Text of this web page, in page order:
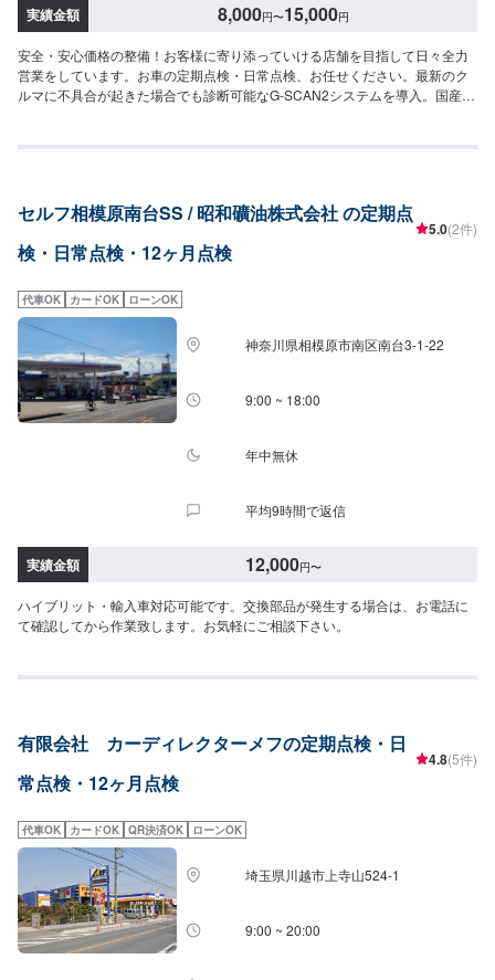
実績金額 8,000円〜15,000円
安全・安心価格の整備！お客様に寄り添っていける店舗を目指して日々全力
営業をしています。お車の定期点検・日常点検、お任せください。最新のク
ルマに不具合が起きた場合でも診断可能なG-SCAN2システムを導入。国産・
可能となっております。作業日数：1日程度<当店の特徴>●職人による確かな
カ月間保証いたしております。（当社規定によります。詳しくはお問い合わ
せください。）【1】お車の状況を見させていただき、現在のトラブル有無か
ら故障発生の可能性がある部位まで法令に基づき、きちんと点検させていた
お車のメンテナンスのご提案など、ご連絡させて頂きます。【3】国家整備士
が法令整備、お客様のご要望に沿った整備、部品交換を行い、車輌の整備は
完了となります。新しい車検証が発行されましたら車検完了、納車となりま
す。<代車について>自費修理、整備に限り代車の貸し出しを無料で行ってお
ります。有償でのレンタル貸出も行っております。お気軽にご相談下さい。※
代車の燃料代はお客様にご負担いただいております。<定休日・営業時間>定
休日：月曜日営業時間：9:00~18:00
セルフ相模原南台SS / 昭和礦油株式会社 の定期点
検・日常点検・12ヶ月点検
5.0(2件)
代車OK カードOK ローンOK
神奈川県相模原市南区南台3-1-22
9:00 ~ 18:00
年中無休
平均9時間で返信
実績金額 12,000円〜
ハイブリット・輸入車対応可能です。交換部品が発生する場合は、お電話に
て確認してから作業致します。お気軽にご相談下さい。
有限会社 カーディレクターメフの定期点検・日
常点検・12ヶ月点検
4.8(5件)
代車OK カードOK QR決済OK ローンOK
埼玉県川越市上寺山524-1
9:00 ~ 20:00